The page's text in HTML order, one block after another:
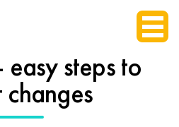
stepsto